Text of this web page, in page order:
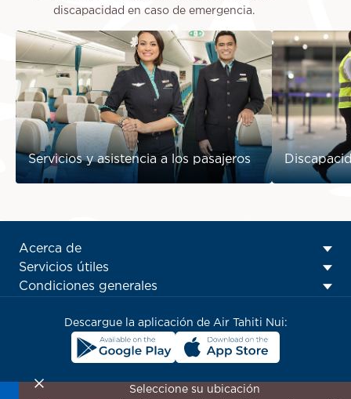
discapacidad en caso de emergencia.
Servicios y asistencia a los pasajeros
ATN:
Footer
menu
block
Acerca de
Servicios útiles
Condiciones generales
Descargue la aplicación de Air Tahiti Nui:
Seleccione su ubicación